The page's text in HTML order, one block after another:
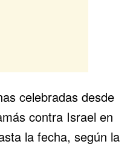
celebradas desde
contra Israel en
la fecha, según la